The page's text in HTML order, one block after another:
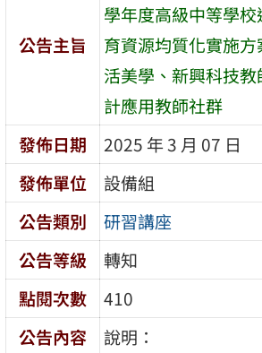
公告主旨
學年度高級中等學
育資源均質化實施
活美學、新興科技
計應用教師社群
發佈日期
2025 年 3 月 07 日
發佈單位
設備組
公告類別
研習講座
公告等級
轉知
點閱次數
410
公告內容
說明：